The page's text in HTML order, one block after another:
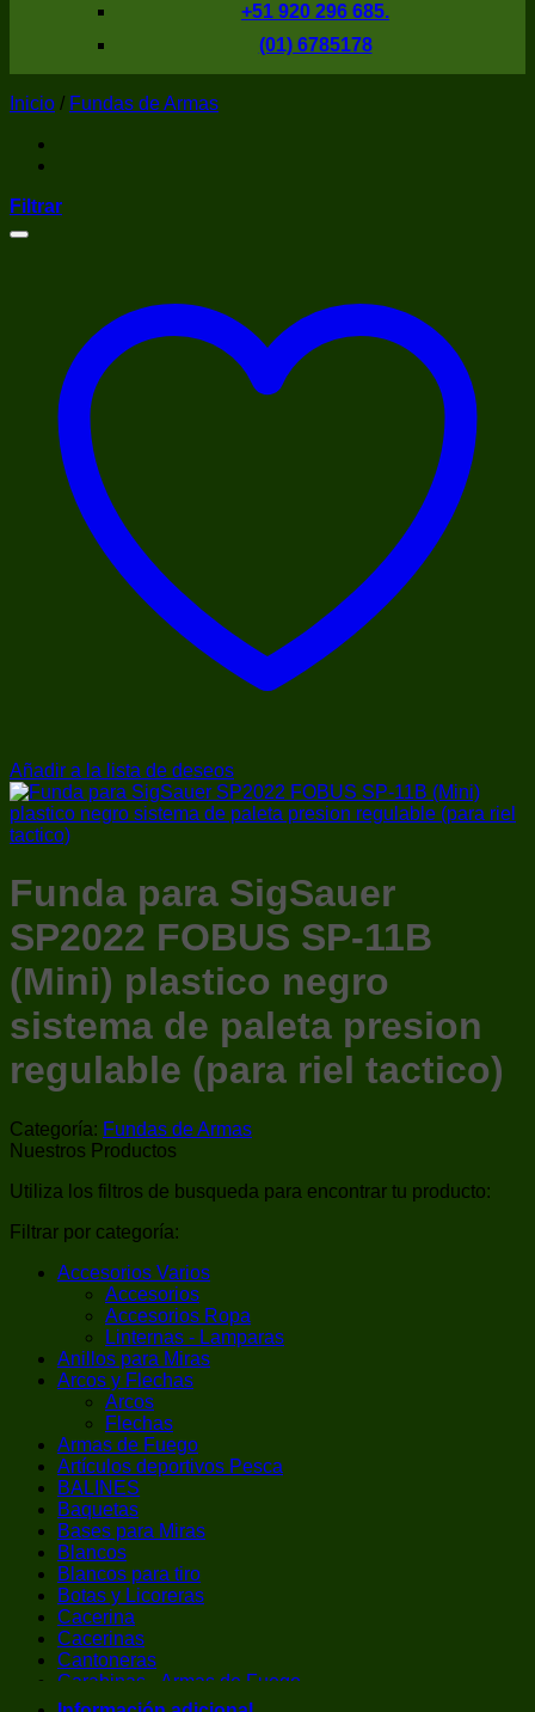
+51 920 296 685.
(01) 6785178
Inicio / Fundas de Armas
Filtrar
Añadir a la lista de deseos
Funda para SigSauer
SP2022 FOBUS SP-11B
(Mini) plastico negro
sistema de paleta presion
regulable (para riel tactico)
Categoría: Fundas de Armas
Nuestros Productos
Utiliza los filtros de busqueda para encontrar tu producto:
Filtrar por categoría:
Accesorios Varios
Accesorios
Accesorios Ropa
Linternas - Lamparas
Anillos para Miras
Arcos y Flechas
Arcos
Flechas
Armas de Fuego
Artículos deportivos Pesca
BALINES
Baquetas
Bases para Miras
Blancos
Blancos para tiro
Botas y Licoreras
Cacerina
Cacerinas
Cantoneras
Carabinas - Armas de Fuego
Carabinas de Aire Comprimido